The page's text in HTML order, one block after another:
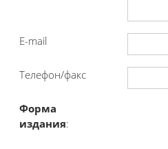
E-mail
Телефон/факс
Форма
издания: